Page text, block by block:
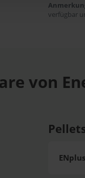
verfügbar
von